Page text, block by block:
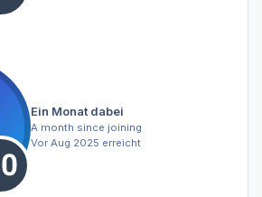
Ein Monat dabei
A month since joining
Vor Aug 2025 erreicht